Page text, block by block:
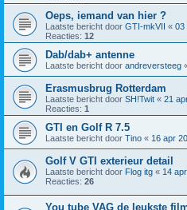
Oeps, iemand van hier ?
Laatste bericht door GTI-mkVII « 03
Reacties: 12
Dab/dab+ antenne
Laatste bericht door andreversteeg
Erasmusbrug Rotterdam
Laatste bericht door SH!Twit « 21
Reacties: 1
GTI en Golf R 7.5
Laatste bericht door Tino « 16 apr
Golf V GTI exterieur detail
Laatste bericht door Flog itg « 14
Reacties: 26
You tube VAG de leukste